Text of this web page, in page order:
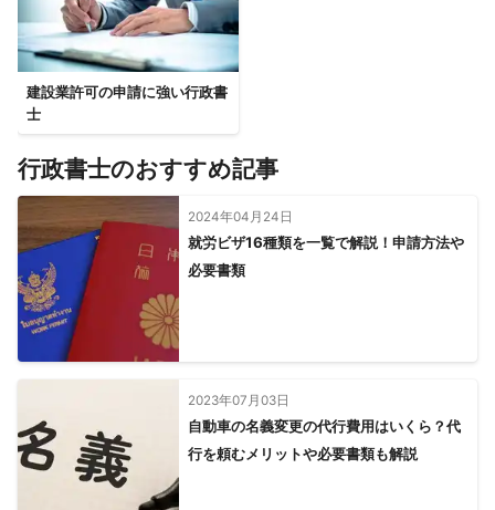
建設業許可の申請に強い行政書
士
行政書士のおすすめ記事
2024年04月24日
就労ビザ16種類を一覧で解説！申請方法や
必要書類
2023年07月03日
自動車の名義変更の代行費用はいくら？代
行を頼むメリットや必要書類も解説